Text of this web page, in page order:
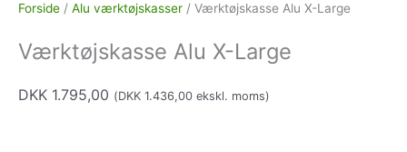
Forside / Alu værktøjskasser / Værktøjskasse Alu X-Large
Værktøjskasse Alu X-Large
DKK 1.795,00 (DKK 1.436,00 ekskl. moms)